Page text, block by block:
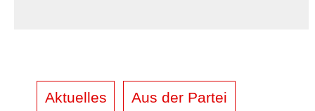
Aktuelles Aus der Partei